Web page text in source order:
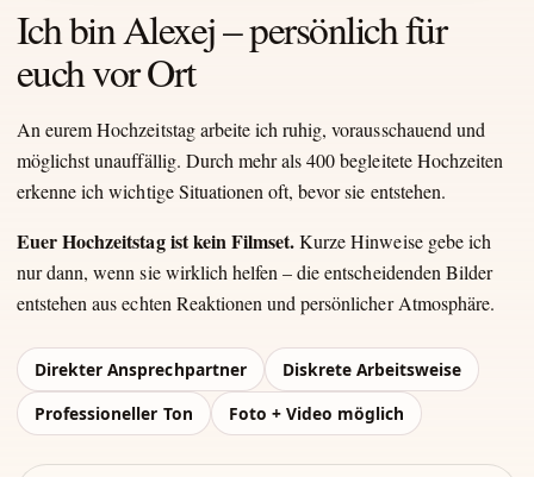
Ich bin Alexej – persönlich für
euch vor Ort
An eurem Hochzeitstag arbeite ich ruhig, vorausschauend und
möglichst unauffällig. Durch mehr als 400 begleitete Hochzeiten
erkenne ich wichtige Situationen oft, bevor sie entstehen.
Euer Hochzeitstag ist kein Filmset.Kurze Hinweise gebe ich
nur dann, wenn sie wirklich helfen – die entscheidenden Bilder
entstehen aus echten Reaktionen und persönlicher Atmosphäre.
Direkter Ansprechpartner
Diskrete Arbeitsweise
Professioneller Ton
Foto + Video möglich